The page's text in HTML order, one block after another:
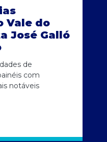
Vale do
José Galló
de
com
notáveis